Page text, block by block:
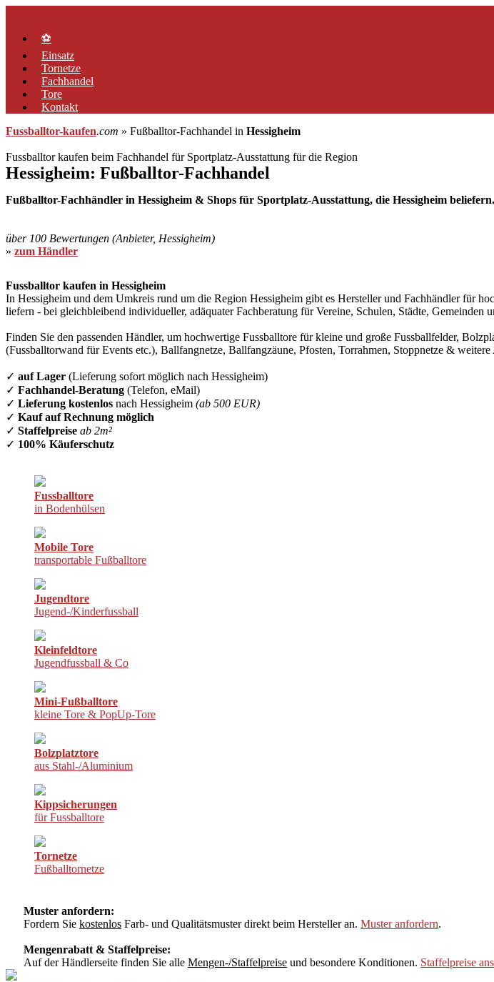
springen⚽
Einsatz
Tornetze
Fachhandel
Tore
Kontakt
Fussballtor-kaufen.com » Fußballtor-Fachhandel in Hessigheim
Fussballtor kaufen beim Fachhandel für Sportplatz-Ausstattung für die Region
Hessigheim: Fußballtor-Fachhandel
Fußballtor-Fachhändler in Hessigheim & Shops für Sportplatz-Ausstattung, die Hessigheim beliefern.
über 100 Bewertungen (Anbieter, Hessigheim)
» zum Händler
Fussballtor kaufen in Hessigheim
In Hessigheim und dem Umkreis rund um die Region Hessigheim gibt es Hersteller und Fachhändler für
liefern - bei gleichbleibend individueller, adäquater Fachberatung für Vereine, Schulen, Städte, Gemeinden
Finden Sie den passenden Händler, um hochwertige Fussballtore für kleine und große Fussballfelder,
(Fussballtorwand für Events etc.), Ballfangnetze, Ballfangzäune, Pfosten, Torrahmen, Stoppnetze &
✓ auf Lager (Lieferung sofort möglich nach Hessigheim)
✓ Fachhandel-Beratung (Telefon, eMail)
✓ Lieferung kostenlos nach Hessigheim (ab 500 EUR)
✓ Kauf auf Rechnung möglich
✓ Staffelpreise ab 2m²
✓ 100% Käuferschutz
Fussballtore
in Bodenhülsen
Mobile Tore
transportable Fußballtore
Jugendtore
Jugend-/Kinderfussball
Kleinfeldtore
Jugendfussball & Co
Mini-Fußballtore
kleine Tore & PopUp-Tore
Bolzplatztore
aus Stahl-/Aluminium
Kippsicherungen
für Fussballtore
Tornetze
Fußballtornetze
Muster anfordern:
Fordern Sie kostenlos Farb- und Qualitätsmuster direkt beim Hersteller an. Muster anfordern.
Mengenrabatt & Staffelpreise:
Auf der Händlerseite finden Sie alle Mengen-/Staffelpreise und besondere Konditionen. Staffelpreise